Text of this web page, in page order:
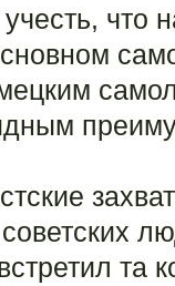
что
та